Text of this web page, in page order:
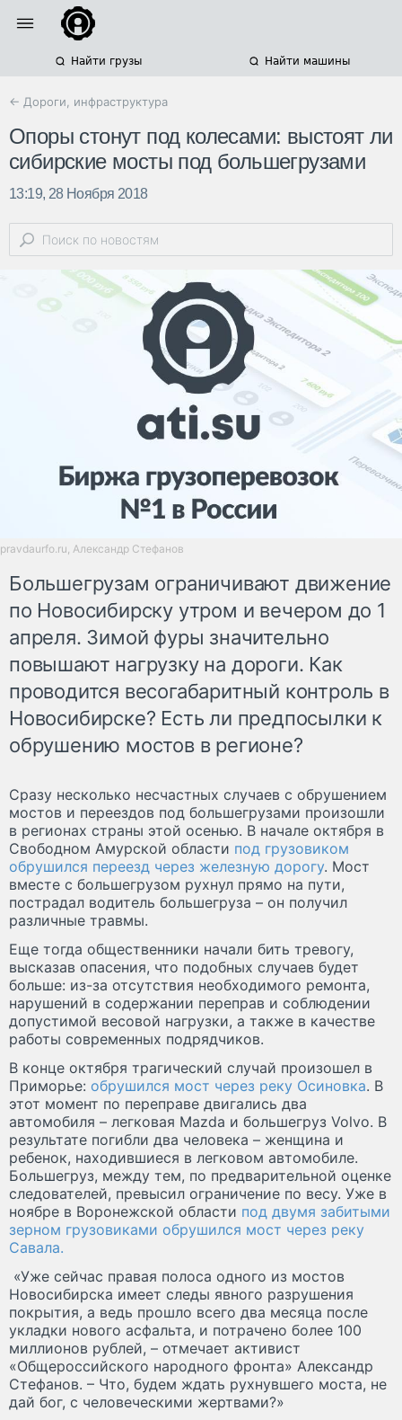
Найти грузы Найти машины
← Дороги, инфраструктура
Опоры стонут под колесами: выстоят ли
сибирские мосты под большегрузами
13:19, 28 Ноября 2018
pravdaurfo.ru, Александр Стефанов
Большегрузам ограничивают движение
по Новосибирску утром и вечером до 1
апреля. Зимой фуры значительно
повышают нагрузку на дороги. Как
проводится весогабаритный контроль в
Новосибирске? Есть ли предпосылки к
обрушению мостов в регионе?
Сразу несколько несчастных случаев с обрушением
мостов и переездов под большегрузами произошли
в регионах страны этой осенью. В начале октября в
Свободном Амурской области под грузовиком
обрушился переезд через железную дорогу. Мост
вместе с большегрузом рухнул прямо на пути,
пострадал водитель большегруза – он получил
различные травмы.
Еще тогда общественники начали бить тревогу,
высказав опасения, что подобных случаев будет
больше: из-за отсутствия необходимого ремонта,
нарушений в содержании переправ и соблюдении
допустимой весовой нагрузки, а также в качестве
работы современных подрядчиков.
В конце октября трагический случай произошел в
Приморье: обрушился мост через реку Осиновка. В
этот момент по переправе двигались два
автомобиля – легковая Mazda и большегруз Volvo. В
результате погибли два человека – женщина и
ребенок, находившиеся в легковом автомобиле.
Большегруз, между тем, по предварительной оценке
следователей, превысил ограничение по весу. Уже в
ноябре в Воронежской области под двумя забитыми
зерном грузовиками обрушился мост через реку
Савала.
«Уже сейчас правая полоса одного из мостов
Новосибирска имеет следы явного разрушения
покрытия, а ведь прошло всего два месяца после
укладки нового асфальта, и потрачено более 100
миллионов рублей, – отмечает активист
«Общероссийского народного фронта» Александр
Стефанов. – Что, будем ждать рухнувшего моста, не
дай бог, с человеческими жертвами?»